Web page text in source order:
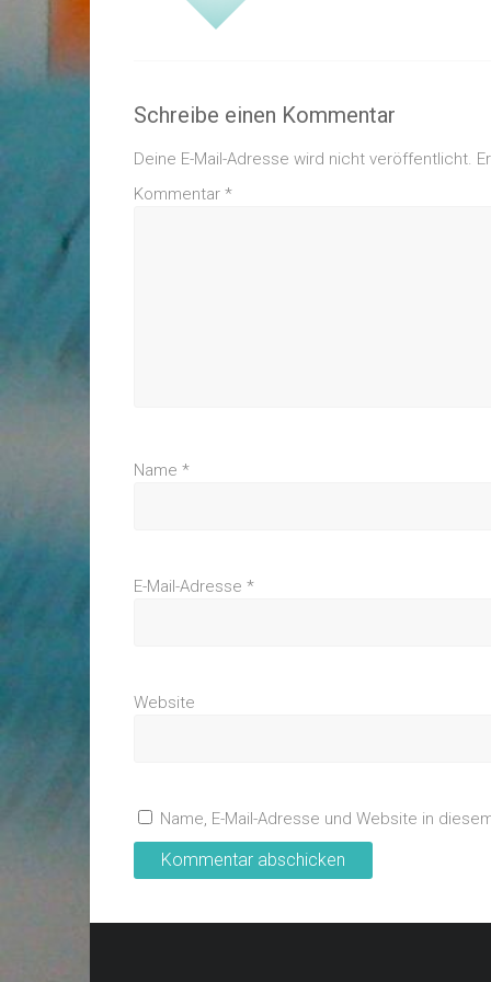
Schreibe einen Kommentar
Deine E-Mail-Adresse wird nicht veröffentlicht.
Kommentar *
Name *
E-Mail-Adresse *
Website
Name, E-Mail-Adresse und Website in